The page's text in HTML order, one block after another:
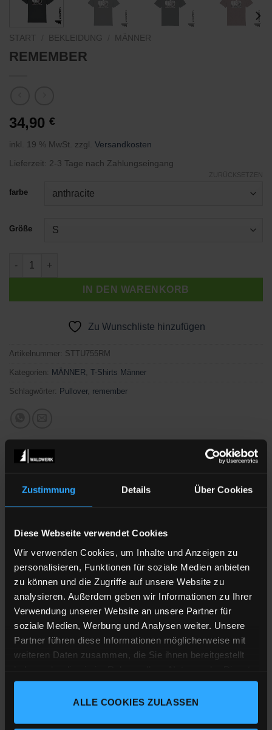
Zustimmung Details Über Cookies
Diese Webseite verwendet Cookies
Wir verwenden Cookies, um Inhalte und Anzeigen zu
personalisieren, Funktionen für soziale Medien anbieten
zu können und die Zugriffe auf unsere Website zu
analysieren. Außerdem geben wir Informationen zu Ihrer
Verwendung unserer Website an unsere Partner für
soziale Medien, Werbung und Analysen weiter. Unsere
Partner führen diese Informationen möglicherweise mit
weiteren Daten zusammen, die Sie ihnen bereitgestellt
gesammelt haben.
ALLE COOKIES ZULASSEN
START BEKLEIDUNG MÄNNER
REMEMBER
34,90 €
inkl. 19 % MwSt. zzgl. Versandkosten
Lieferzeit: 2-3 Tage nach Zahlungseingang
farbe
Größe
REMEMBER Menge
IN DEN WARENKORB
Zu Wunschliste hinzufügen
Artikelnummer: STTU755RM
Kategorien: MÄNNER T-Shirts Männer
Schlagwörter: Pullover, remember
BESCHREIBUNG
Designed and printed in the Black Forest
Shirt-Material:
Männer Rundhals T-Shirt, 100% ringgesponnene Bio-
Baumwolle, Single Jersey mit 155g/m²
Druckverfahren:
Sieb-Transferdruck
Zertifizierungen: